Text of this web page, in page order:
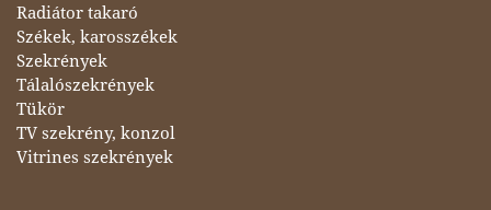
Radiátor takaró
Székek, karosszékek
Szekrények
Tálalószekrények
Tükör
TV szekrény, konzol
Vitrines szekrények